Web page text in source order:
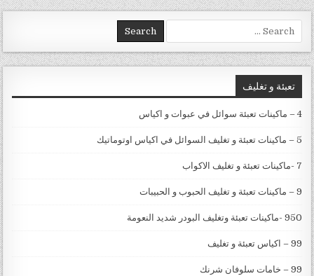
Search for:
تعبئة و تغليف
4 – ماكينات تعبئة سوائل في عبوات و اكياس
5 – ماكينات تعبئة و تغليف السوائل في اكياس اوتوماتيك
7 -ماكينات تعبئة و تغليف الاكواب
9 – ماكينات تعبئة و تغليف الحبوب و الحبيبات
950 -ماكينات تعبئة وتغليف البودر شديد النعومة
99 – اكياس تعبئة و تغليف
99 – خامات سلوفان شرنك